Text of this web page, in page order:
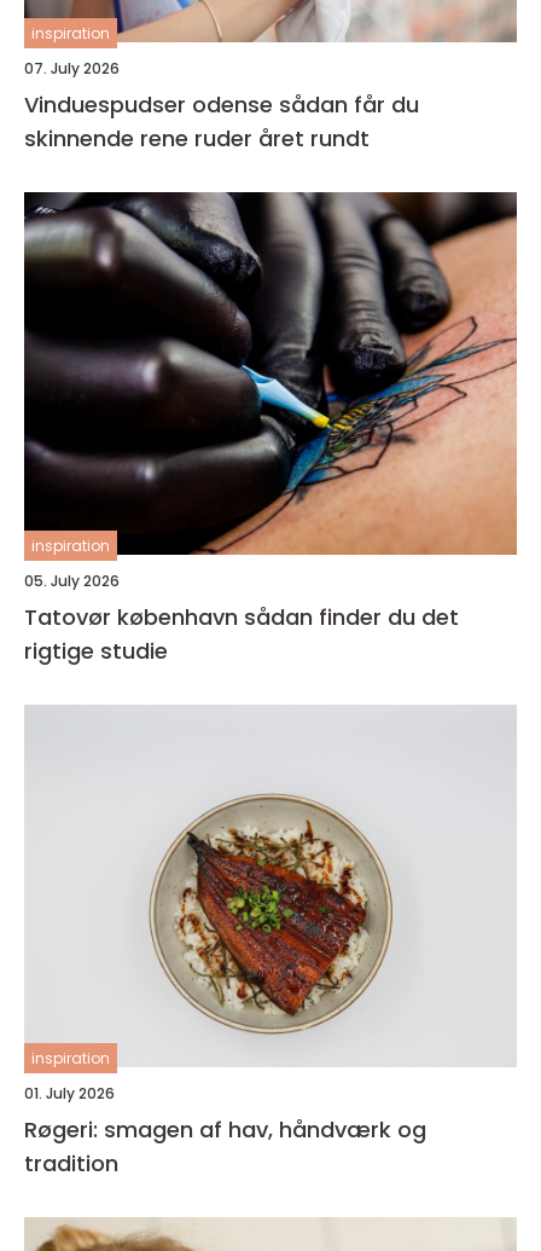
inspiration
07. July 2026
Vinduespudser odense sådan får du
skinnende rene ruder året rundt
inspiration
05. July 2026
Tatovør københavn sådan finder du det
rigtige studie
inspiration
01. July 2026
Røgeri: smagen af hav, håndværk og
tradition